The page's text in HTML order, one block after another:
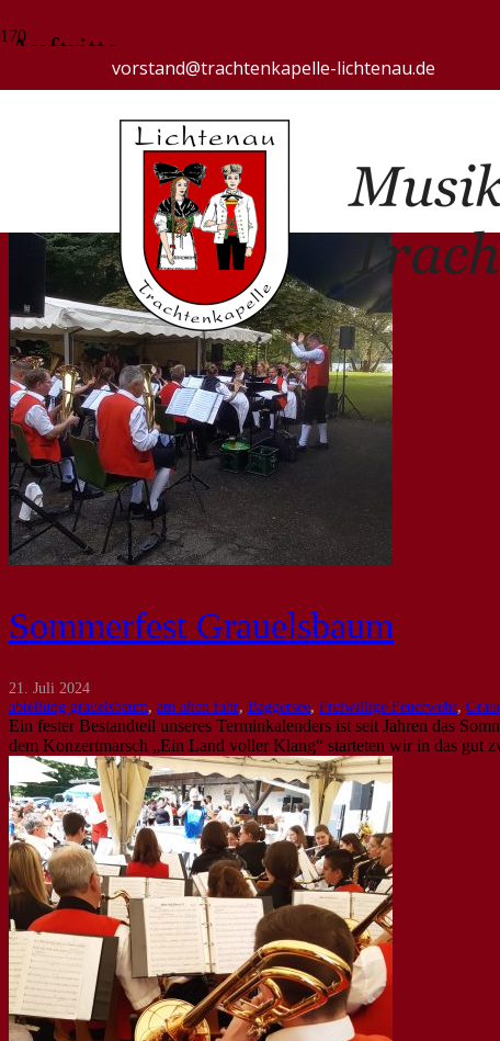
vorstand@trachtenkapelle-lichtenau.de
Auftritte
Sommerfest Grauelsbaum
21. Juli 2024
abteilung grauelsbaum, am alten fahr, Baggersee, Freiwillige Feuerwehr,
Ein fester Bestandteil unseres Terminkalenders ist seit Jahren das
dem Konzertmarsch „Ein Land voller Klang“ starteten wir in das gut